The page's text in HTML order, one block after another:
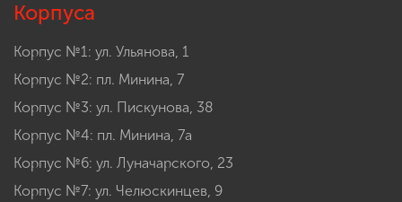
Корпуса
Корпус №1: ул. Ульянова, 1
Корпус №2: пл. Минина, 7
Корпус №3: ул. Пискунова, 38
Корпус №4: пл. Минина, 7а
Корпус №6: ул. Луначарского, 23
Корпус №7: ул. Челюскинцев, 9